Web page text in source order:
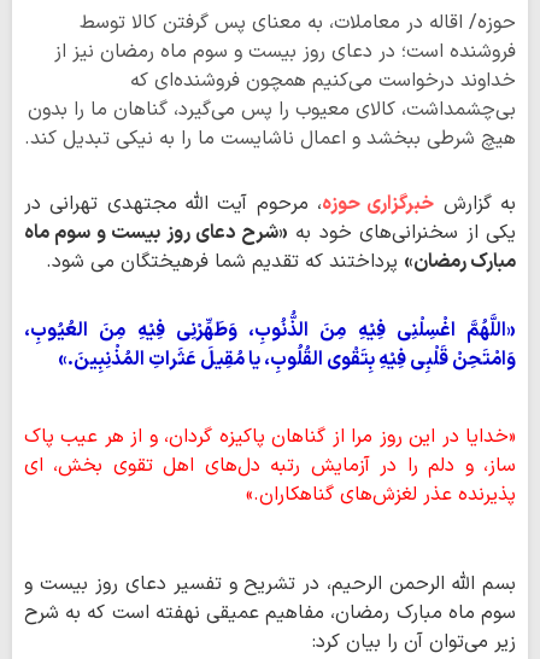
حوزه/ اقاله در معاملات، به معنای پس گرفتن کالا توسط
فروشنده است؛ در دعای روز بیست و سوم ماه رمضان نیز از
خداوند درخواست می‌کنیم همچون فروشنده‌ای که
بی‌چشمداشت، کالای معیوب را پس می‌گیرد، گناهان ما را بدون
هیچ شرطی ببخشد و اعمال ناشایست ما را به نیکی تبدیل کند.
به گزارش خبرگزاری حوزه، مرحوم آیت الله مجتهدی تهرانی در
یکی از سخنرانی‌های خود به «شرح دعای روز بیست و سوم ماه
مبارک رمضان» پرداختند که تقدیم شما فرهیختگان می شود.
«اللَّهُمَّ اغْسِلْنِی فِیْهِ مِنَ الذُّنُوبِ، وَطَهِّرْنِی فِیْهِ مِنَ العُیُوبِ،
وَامْتَحِنْ قَلْبِی فِیْهِ بِتَقْوی القُلُوبِ، یا مُقِیلَ عَثَراتِ المُذْنِبِینَ.»
«خدایا در این روز مرا از گناهان پاکیزه گردان، و از هر عیب پاک
ساز، و دلم را در آزمایش رتبه دل‌های اهل تقوی بخش، ‌ای
پذیرنده عذر لغزش‌های گناهکاران.»
بسم الله الرحمن الرحیم، در تشریح و تفسیر دعای روز بیست و
سوم ماه مبارک رمضان، مفاهیم عمیقی نهفته است که به شرح
زیر می‌توان آن را بیان کرد: